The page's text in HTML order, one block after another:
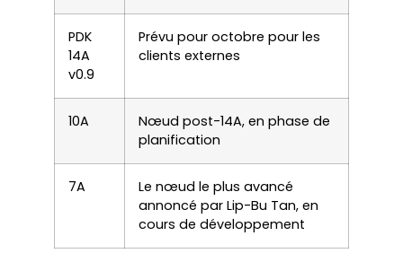
PDK
14A
v0.9
Prévu pour octobre pour les
clients externes
10A
Nœud post-14A, en phase de
planification
7A
Le nœud le plus avancé
annoncé par Lip-Bu Tan, en
cours de développement